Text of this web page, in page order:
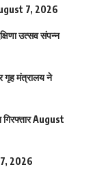
7, 2026
उत्सव संपन्न
गृह मंत्रालय ने
August
2026